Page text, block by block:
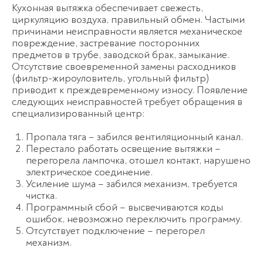
Кухонная вытяжка обеспечивает свежесть,
циркуляцию воздуха, правильный обмен. Частыми
причинами неисправности является механическое
повреждение, застревание посторонних
предметов в трубе, заводской брак, замыкание.
Отсутствие своевременной замены расходников
(фильтр-жироуловитель, угольный фильтр)
приводит к преждевременному износу. Появление
следующих неисправностей требует обращения в
специализированный центр:
Пропала тяга – забился вентиляционный канал.
Перестало работать освещение вытяжки –
перегорела лампочка, отошел контакт, нарушено
электрическое соединение.
Усиление шума – забился механизм, требуется
чистка.
Программный сбой – высвечиваются коды
ошибок, невозможно переключить программу.
Отсутствует подключение – перегорел
механизм.